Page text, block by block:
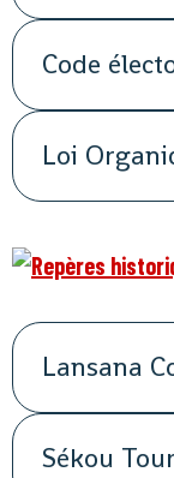
Code
Loi
Lansana
Sékou